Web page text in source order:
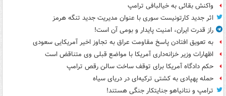
واکنش بقائی به خیالبافی ترامپ
اثر جدید کارتونیست سوری با عنوان مدیریت جدید تنگه هرمز
راز قدرت ایران، امنیت پایدار و بومی آن است!
به تعویق افتادن پاسخ مقاومت عراق به تجاوز اخیر آمریکایی سعودی
اظهارات وزیر خزانه‌داری آمریکا با مواضع قبلی وی متناقض است
حکم دادگاه آمریکا برای توقف ساخت سالن رقص ترامپ
حمله پهپادی به کشتی ترکیه‌ای در دریای سیاه
ترامپ و نتانیاهو جنایتکار جنگی هستند!